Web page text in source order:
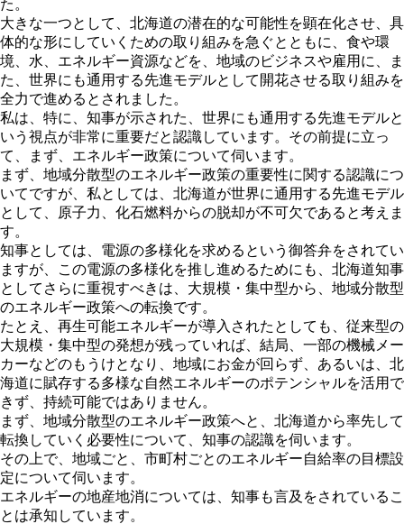
た。
大きな一つとして、北海道の潜在的な可能性を顕在化させ、具
体的な形にしていくための取り組みを急ぐとともに、食や環
境、水、エネルギー資源などを、地域のビジネスや雇用に、ま
た、世界にも通用する先進モデルとして開花させる取り組みを
全力で進めるとされました。
私は、特に、知事が示された、世界にも通用する先進モデルと
いう視点が非常に重要だと認識しています。その前提に立っ
て、まず、エネルギー政策について伺います。
まず、地域分散型のエネルギー政策の重要性に関する認識につ
いてですが、私としては、北海道が世界に通用する先進モデル
として、原子力、化石燃料からの脱却が不可欠であると考えま
す。
知事としては、電源の多様化を求めるという御答弁をされてい
ますが、この電源の多様化を推し進めるためにも、北海道知事
としてさらに重視すべきは、大規模・集中型から、地域分散型
のエネルギー政策への転換です。
たとえ、再生可能エネルギーが導入されたとしても、従来型の
大規模・集中型の発想が残っていれば、結局、一部の機械メー
カーなどのもうけとなり、地域にお金が回らず、あるいは、北
海道に賦存する多様な自然エネルギーのポテンシャルを活用で
きず、持続可能ではありません。
まず、地域分散型のエネルギー政策へと、北海道から率先して
転換していく必要性について、知事の認識を伺います。
その上で、地域ごと、市町村ごとのエネルギー自給率の目標設
定について伺います。
エネルギーの地産地消については、知事も言及をされているこ
とは承知しています。